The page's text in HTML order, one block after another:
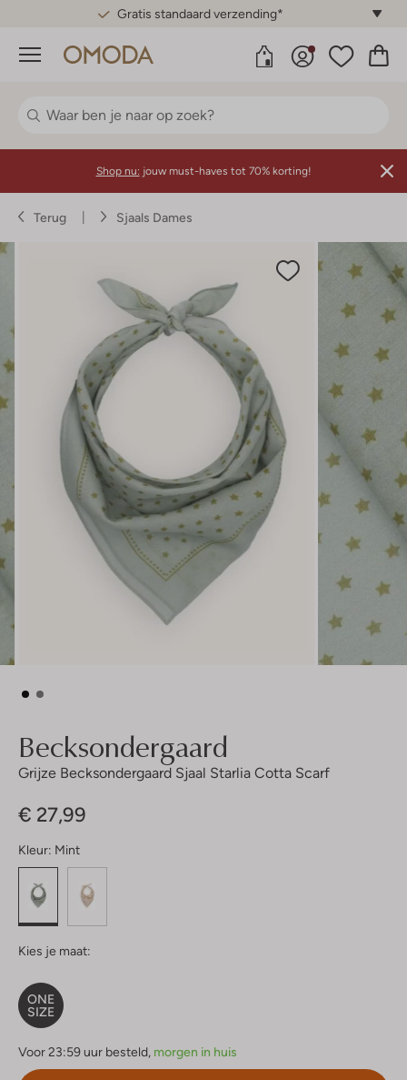
Gratis standaard verzending*
Menu
Shop nu: jouw must-haves tot 70% korting!
Terug Sjaals Dames
Becksondergaard
Grijze Becksondergaard Sjaal Starlia Cotta Scarf
€ 27,99
Kleur: Mint
Kies je maat:
ONE
SIZE
Voor 23:59 uur besteld, morgen in huis